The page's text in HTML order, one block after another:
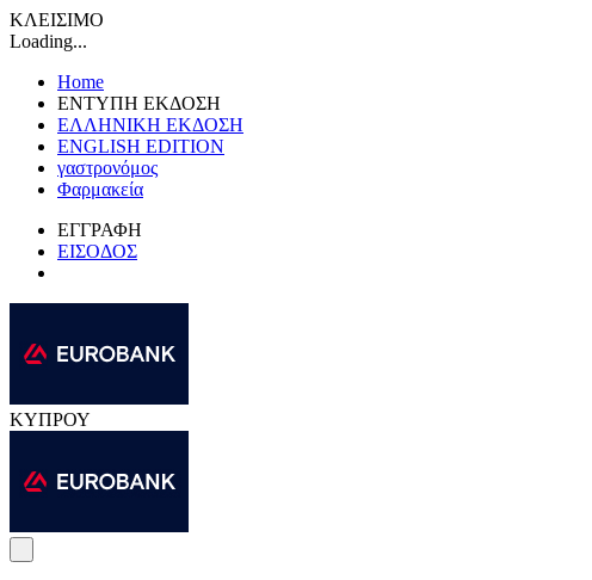
ΚΛΕΙΣΙΜΟ
Loading...
Home
ΕΝΤΥΠΗ ΕΚΔΟΣΗ
ΕΛΛΗΝΙΚΗ ΕΚΔΟΣΗ
ENGLISH EDITION
γαστρονόμος
Φαρμακεία
ΕΓΓΡΑΦΗ
ΕΙΣΟΔΟΣ
ΚΥΠΡΟΥ